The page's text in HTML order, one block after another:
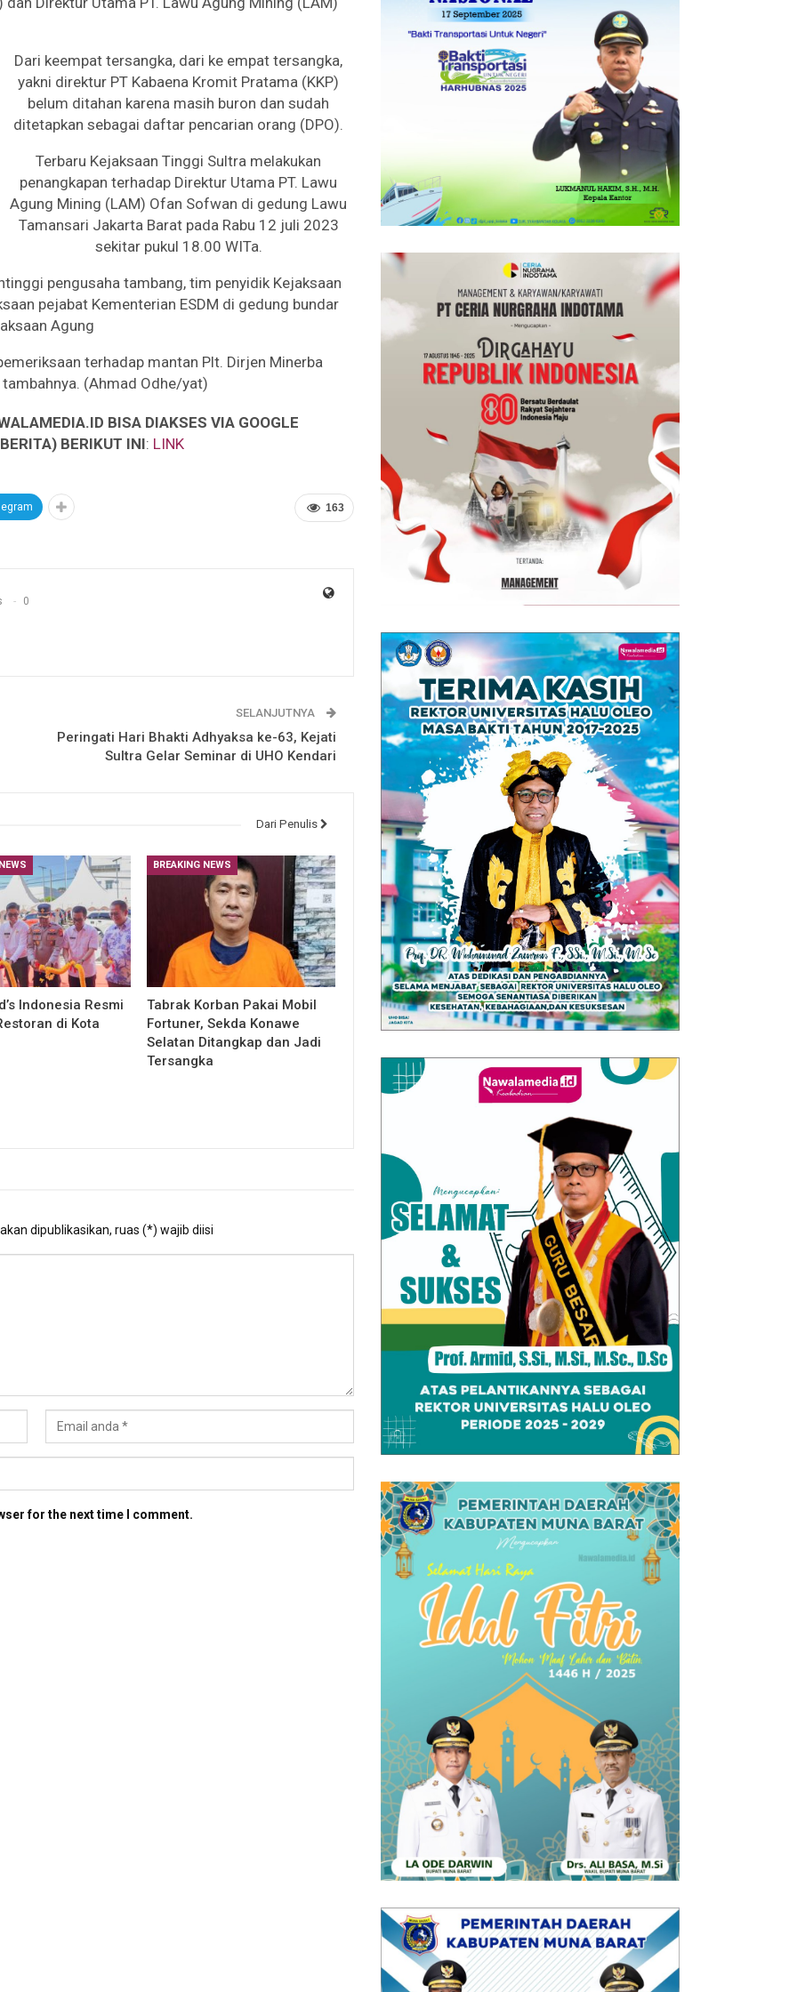
Dari keempat tersangka, dari ke empat tersangka,
yakni direktur PT Kabaena Kromit Pratama (KKP)
belum ditahan karena masih buron dan sudah
ditetapkan sebagai daftar pencarian orang (DPO).
Terbaru Kejaksaan Tinggi Sultra melakukan
penangkapan terhadap Direktur Utama PT. Lawu
Agung Mining (LAM) Ofan Sofwan di gedung Lawu
Tamansari Jakarta Barat pada Rabu 12 juli 2023
sekitar pukul 18.00 WITa.
pengusaha tambang, tim penyidik Kejaksaan
pejabat Kementerian ESDM di gedung bundar
Agung
terhadap mantan Plt. Dirjen Minerba
tambahnya. (Ahmad Odhe/yat)
BISA DIAKSES VIA GOOGLE
BERIKUT INI: LINK
163
0
SELANJUTNYA
Peringati Hari Bhakti Adhyaksa ke-63, Kejati
Sultra Gelar Seminar di UHO Kendari
Dari Penulis
Indonesia Resmi
di Kota
BREAKING NEWS
Tabrak Korban Pakai Mobil
Fortuner, Sekda Konawe
Selatan Ditangkap dan Jadi
Tersangka
dipublikasikan, ruas (*) wajib diisi
for the next time I comment.